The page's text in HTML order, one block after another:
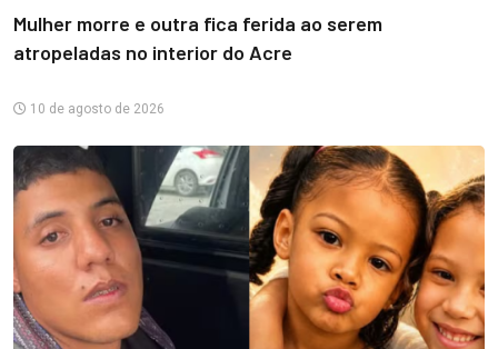
Mulher morre e outra fica ferida ao serem
atropeladas no interior do Acre
10 de agosto de 2026